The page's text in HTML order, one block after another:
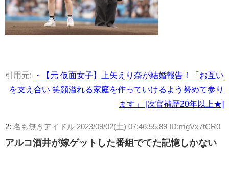
引用元:
・【元 仮面女子】上矢えり奈が結婚報告！「お互い
を支え合い 笑顔溢れる家庭を作っていけるよう努めて参り
ます」 [次官補歴20年以上★]
2: 名も無きアイドル 2023/09/02(土) 07:46:55.89 ID:mgVx7tCR0
アルコ酒井が嫁ゲットした番組でてた記憶しかない